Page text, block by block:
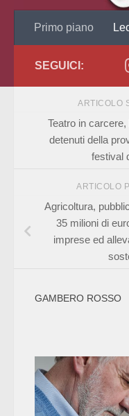
Primo piano
SEGUICI:
ARTICOLO
Teatro in
detenuti della
festival
ARTICOLO
Agricoltura,
35 milioni di
imprese ed
GAMBERO ROSSO